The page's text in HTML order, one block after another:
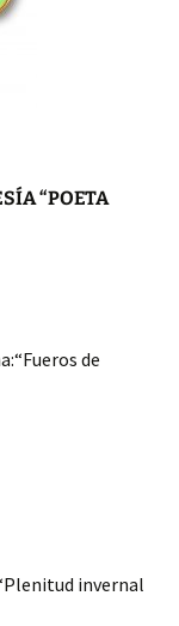
“POETA
de
invernal